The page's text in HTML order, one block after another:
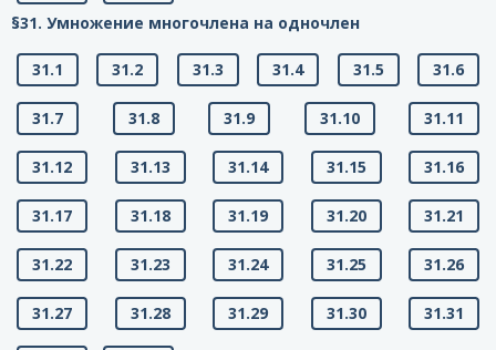
§31. Умножение многочлена на одночлен
31.1 31.2 31.3 31.4 31.5 31.6
31.7 31.8 31.9 31.10 31.11
31.12 31.13 31.14 31.15 31.16
31.17 31.18 31.19 31.20 31.21
31.22 31.23 31.24 31.25 31.26
31.27 31.28 31.29 31.30 31.31